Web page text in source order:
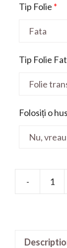
Tip Folie *
Tip Folie
Folosiți o
-